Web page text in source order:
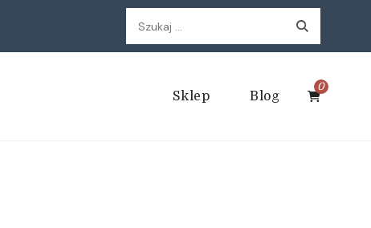
Szukaj:
Sklep Blog
0